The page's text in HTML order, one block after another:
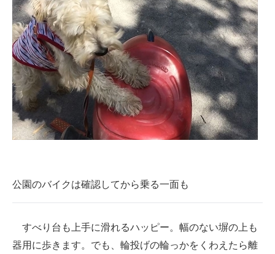
公園のバイクは確認してから乗る一面も
すべり台も上手に滑れるハッピー。幅のない塀の上も
器用に歩きます。でも、輪投げの輪っかをくわえたら離